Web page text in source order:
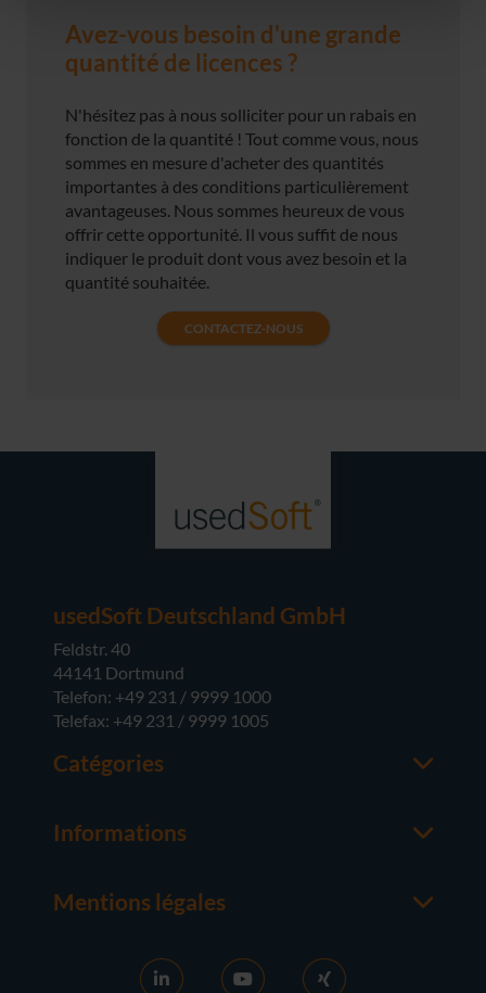
Avez-vous besoin d'une grande
quantité de licences ?
N'hésitez pas à nous solliciter pour un rabais en
fonction de la quantité ! Tout comme vous, nous
sommes en mesure d'acheter des quantités
importantes à des conditions particulièrement
avantageuses. Nous sommes heureux de vous
offrir cette opportunité. Il vous suffit de nous
indiquer le produit dont vous avez besoin et la
quantité souhaitée.
CONTACTEZ-NOUS
usedSoft Deutschland GmbH
Feldstr. 40
44141 Dortmund
Telefon: +49 231 / 9999 1000
Telefax: +49 231 / 9999 1005
Catégories
Serveur
Matériel
Informations
À propos de usedsoft
Bon à savoir
Activation RDS
Mentions légales
Conditions générales
CG D'ACHAT